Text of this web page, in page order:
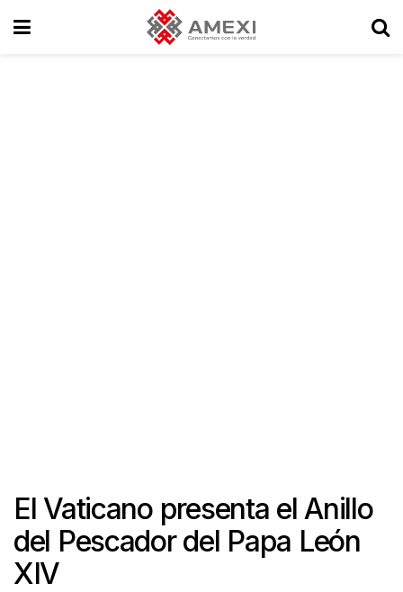
El Vaticano presenta el Anillo
del Pescador del Papa León
XIV